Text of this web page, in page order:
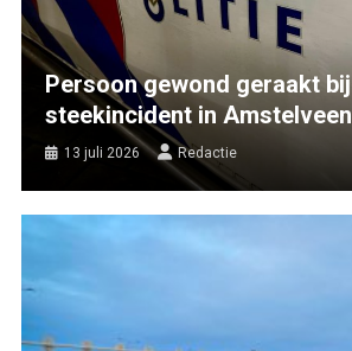
Persoon gewond geraakt bij
steekincident in Amstelveen
13 juli 2026 Redactie